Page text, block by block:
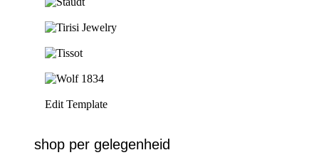
Edit Template
shop per gelegenheid